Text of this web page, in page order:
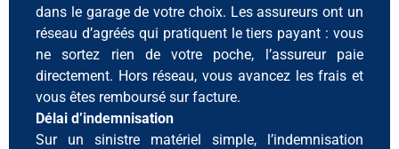
dans le garage de votre choix. Les assureurs ont un
réseau d’agréés qui pratiquent le tiers payant : vous
ne sortez rien de votre poche, l’assureur paie
directement. Hors réseau, vous avancez les frais et
vous êtes remboursé sur facture.
Délai d’indemnisation
Sur un sinistre matériel simple, l’indemnisation